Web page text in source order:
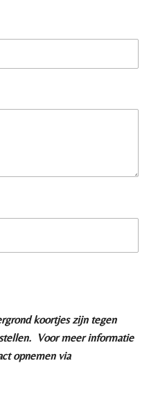
koortjes zijn tegen
Voor meer informatie
opnemen via